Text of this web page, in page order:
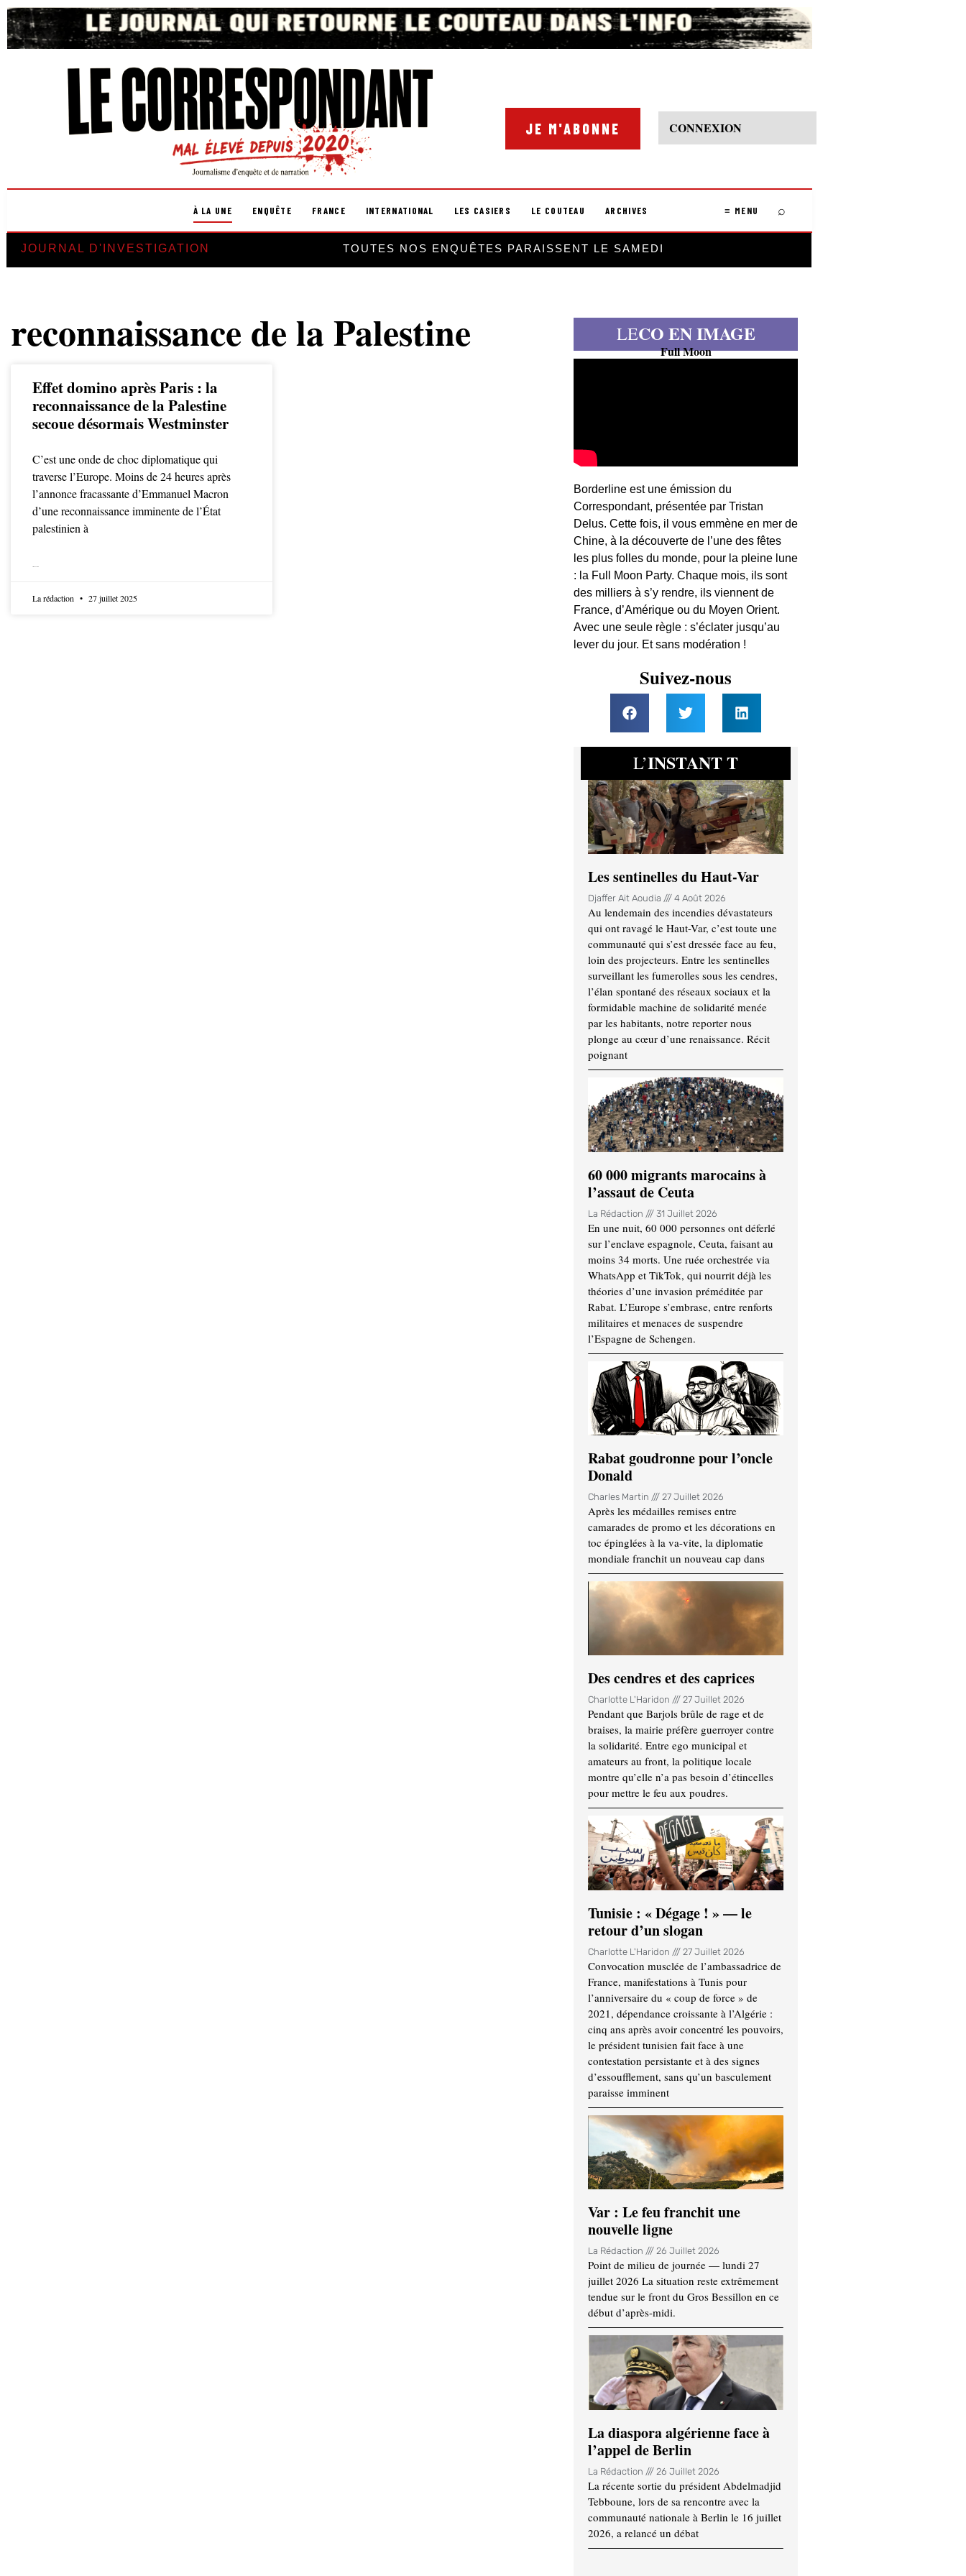
JE M'ABONNE CONNEXION
À LA UNE ENQUÊTE FRANCE INTERNATIONAL LES CASIERS LE COUTEAU ARCHIVES ≡ MENU ⌕
JOURNAL D'INVESTIGATION TOUTES NOS ENQUÊTES PARAISSENT LE SAMEDI
reconnaissance de la Palestine
Effet domino après Paris : la
reconnaissance de la Palestine
secoue désormais Westminster
C’est une onde de choc diplomatique qui
traverse l’Europe. Moins de 24 heures après
l’annonce fracassante d’Emmanuel Macron
d’une reconnaissance imminente de l’État
palestinien à
La rédaction 27 juillet 2025
LECO EN IMAGE
Full Moon
Borderline est une émission du
Correspondant, présentée par Tristan
Delus. Cette fois, il vous emmène en mer de
Chine, à la découverte de l’une des fêtes
les plus folles du monde, pour la pleine lune
: la Full Moon Party. Chaque mois, ils sont
des milliers à s’y rendre, ils viennent de
France, d’Amérique ou du Moyen Orient.
Avec une seule règle : s’éclater jusqu’au
lever du jour. Et sans modération !
Suivez-nous
L’INSTANT T
Les sentinelles du Haut-Var
Djaffer Ait Aoudia 4 Août 2026
Au lendemain des incendies dévastateurs
qui ont ravagé le Haut-Var, c’est toute une
communauté qui s’est dressée face au feu,
loin des projecteurs. Entre les sentinelles
surveillant les fumerolles sous les cendres,
l’élan spontané des réseaux sociaux et la
formidable machine de solidarité menée
par les habitants, notre reporter nous
plonge au cœur d’une renaissance. Récit
poignant
60 000 migrants marocains à
l’assaut de Ceuta
La Rédaction 31 Juillet 2026
En une nuit, 60 000 personnes ont déferlé
sur l’enclave espagnole, Ceuta, faisant au
moins 34 morts. Une ruée orchestrée via
WhatsApp et TikTok, qui nourrit déjà les
théories d’une invasion préméditée par
Rabat. L’Europe s’embrase, entre renforts
militaires et menaces de suspendre
l’Espagne de Schengen.
Rabat goudronne pour l’oncle
Donald
Charles Martin 27 Juillet 2026
Après les médailles remises entre
camarades de promo et les décorations en
toc épinglées à la va-vite, la diplomatie
mondiale franchit un nouveau cap dans
Des cendres et des caprices
Charlotte L'Haridon 27 Juillet 2026
Pendant que Barjols brûle de rage et de
braises, la mairie préfère guerroyer contre
la solidarité. Entre ego municipal et
amateurs au front, la politique locale
montre qu’elle n’a pas besoin d’étincelles
pour mettre le feu aux poudres.
Tunisie : « Dégage ! » — le
retour d’un slogan
Charlotte L'Haridon 27 Juillet 2026
Convocation musclée de l’ambassadrice de
France, manifestations à Tunis pour
l’anniversaire du « coup de force » de
2021, dépendance croissante à l’Algérie :
cinq ans après avoir concentré les pouvoirs,
le président tunisien fait face à une
contestation persistante et à des signes
d’essoufflement, sans qu’un basculement
paraisse imminent
Var : Le feu franchit une
nouvelle ligne
La Rédaction 26 Juillet 2026
Point de milieu de journée — lundi 27
juillet 2026 La situation reste extrêmement
tendue sur le front du Gros Bessillon en ce
début d’après-midi.
La diaspora algérienne face à
l’appel de Berlin
La Rédaction 26 Juillet 2026
La récente sortie du président Abdelmadjid
Tebboune, lors de sa rencontre avec la
communauté nationale à Berlin le 16 juillet
2026, a relancé un débat